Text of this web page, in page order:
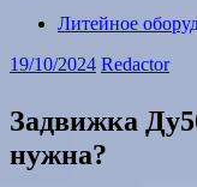
Литейное
19/10/2024 Redactor
Задвижка
нужна?